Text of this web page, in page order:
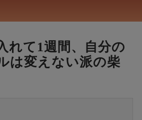
れて1週間、自分の
は変えない派の柴